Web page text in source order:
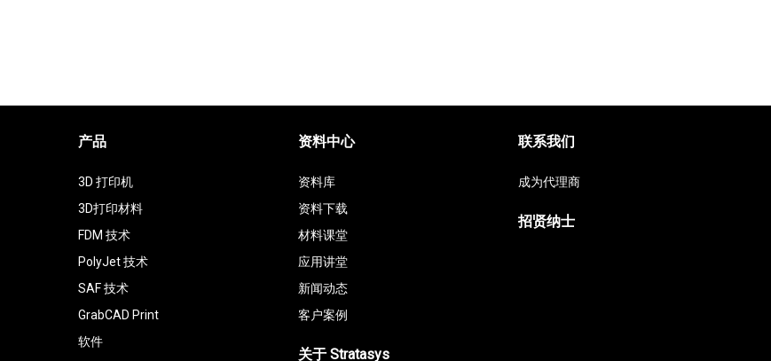
产品
3D 打印机
3D打印材料
FDM 技术
PolyJet 技术
SAF 技术
GrabCAD Print
软件
资料中心
资料库
资料下载
材料课堂
应用讲堂
新闻动态
客户案例
关于 Stratasys
联系我们
成为代理商
招贤纳士